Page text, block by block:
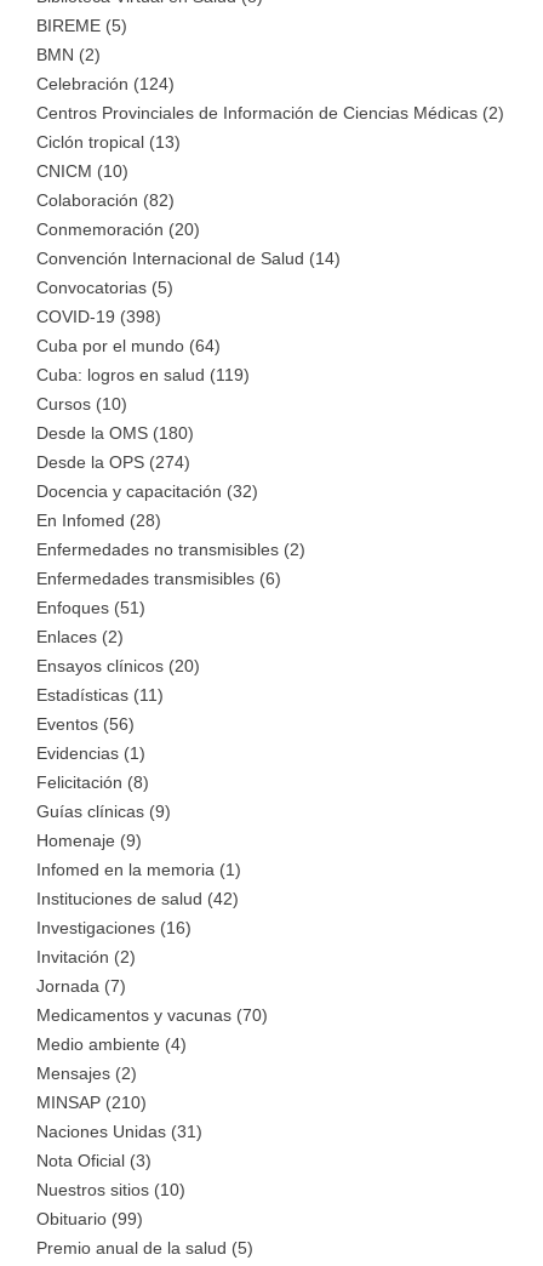
BIREME (5)
BMN (2)
Celebración (124)
Centros Provinciales de Información de Ciencias Médicas (2)
Ciclón tropical (13)
CNICM (10)
Colaboración (82)
Conmemoración (20)
Convención Internacional de Salud (14)
Convocatorias (5)
COVID-19 (398)
Cuba por el mundo (64)
Cuba: logros en salud (119)
Cursos (10)
Desde la OMS (180)
Desde la OPS (274)
Docencia y capacitación (32)
En Infomed (28)
Enfermedades no transmisibles (2)
Enfermedades transmisibles (6)
Enfoques (51)
Enlaces (2)
Ensayos clínicos (20)
Estadísticas (11)
Eventos (56)
Evidencias (1)
Felicitación (8)
Guías clínicas (9)
Homenaje (9)
Infomed en la memoria (1)
Instituciones de salud (42)
Investigaciones (16)
Invitación (2)
Jornada (7)
Medicamentos y vacunas (70)
Medio ambiente (4)
Mensajes (2)
MINSAP (210)
Naciones Unidas (31)
Nota Oficial (3)
Nuestros sitios (10)
Obituario (99)
Premio anual de la salud (5)